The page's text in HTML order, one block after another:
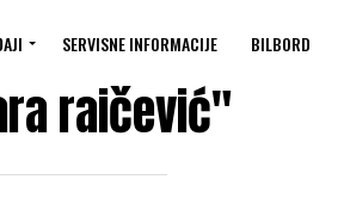
SERVISNE INFORMACIJE BILBORD
raičević"